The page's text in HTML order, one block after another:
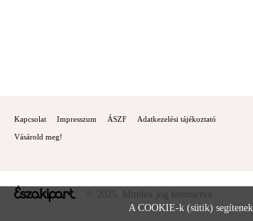
Kapcsolat Impresszum ÁSZF Adatkezelési tájékoztató
Vásárold meg!
© 2025. Minden jog fenntartva
A COOKIE-k (sütik) segítenek